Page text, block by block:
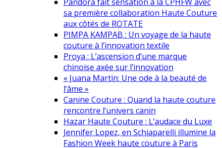
sa première collaboration Haute Couture
aux côtés de ROTATE
PIMPA KAMPAB : Un voyage de la haute
couture à l’innovation textile
Proya : L’ascension d’une marque
chinoise axée sur l’innovation
« Juana Martin: Une ode à la beauté de
l’âme »
Canine Couture : Quand la haute couture
rencontre l’univers canin
Hazar Haute Couture : L’audace du Luxe
Jennifer Lopez, en Schiaparelli illumine la
Fashion Week haute couture à Paris